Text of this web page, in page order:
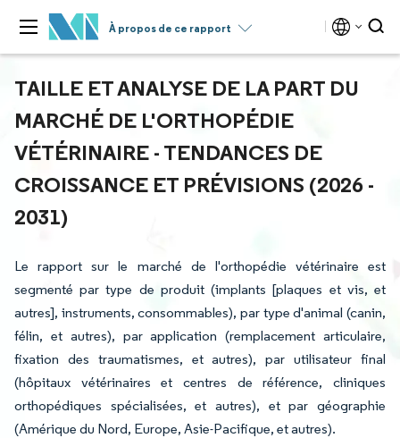
À propos de ce rapport
TAILLE ET ANALYSE DE LA PART DU
MARCHÉ DE L'ORTHOPÉDIE
VÉTÉRINAIRE - TENDANCES DE
CROISSANCE ET PRÉVISIONS (2026 -
2031)
Le rapport sur le marché de l'orthopédie vétérinaire est
segmenté par type de produit (implants [plaques et vis, et
autres], instruments, consommables), par type d'animal (canin,
félin, et autres), par application (remplacement articulaire,
fixation des traumatismes, et autres), par utilisateur final
(hôpitaux vétérinaires et centres de référence, cliniques
orthopédiques spécialisées, et autres), et par géographie
(Amérique du Nord, Europe, Asie-Pacifique, et autres).